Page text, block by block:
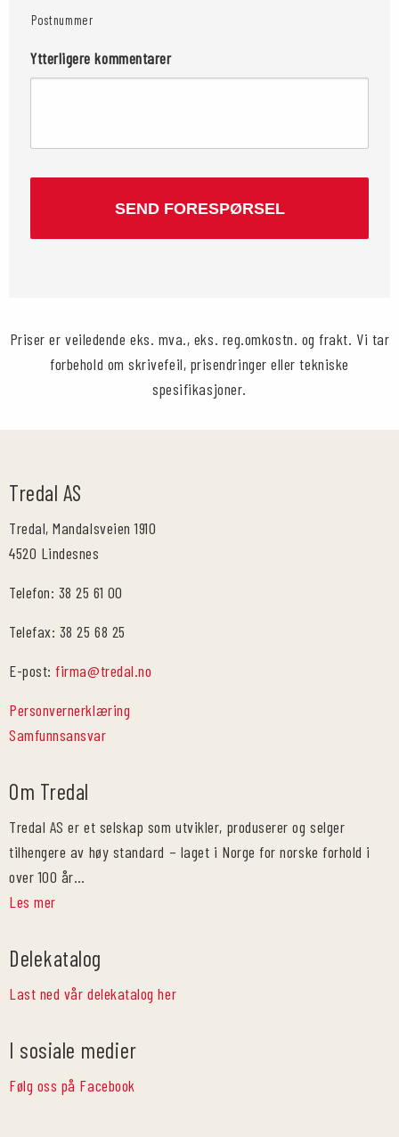
Postnummer
Ytterligere kommentarer
CAPTCHA
Priser er veiledende eks. mva., eks. reg.omkostn. og frakt. Vi tar
forbehold om skrivefeil, prisendringer eller tekniske
spesifikasjoner.
Tredal AS
Tredal, Mandalsveien 1910
4520 Lindesnes
Telefon: 38 25 61 00
Telefax: 38 25 68 25
E-post:firma@tredal.no
Personvernerklæring
Samfunnsansvar
Om Tredal
Tredal AS er et selskap som utvikler, produserer og selger
tilhengere av høy standard – laget i Norge for norske forhold i
over 100 år…
Les mer
Delekatalog
Last ned vår delekatalog her
I sosiale medier
Følg oss på Facebook